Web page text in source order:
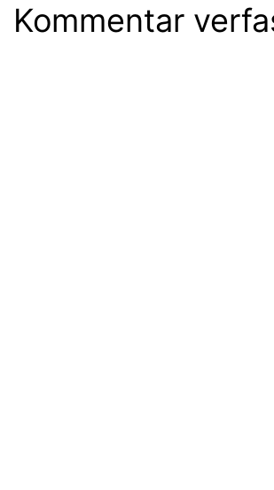
Kommentar